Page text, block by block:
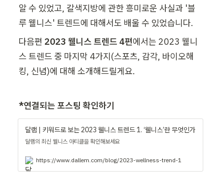
알 수 있었고, 갈색지방에 관한 흥미로운 사실과 '블
루 웰니스' 트렌드에 대해서도 배울 수 있었습니다.
다음편 2023 웰니스 트렌드 4편에서는 2023 웰니
스 트렌드 중 마지막 4가지(스포츠, 감각, 바이오해
킹, 신념)에 대해 소개해드릴게요.
*연결되는 포스팅 확인하기
달램 | 키워드로 보는 2023 웰니스 트렌드 1. ‘웰니스’란 무엇인가
달램의 최신 웰니스 아티클을 확인해보세요
https://www.dallem.com/blog/2023-wellness-trend-1